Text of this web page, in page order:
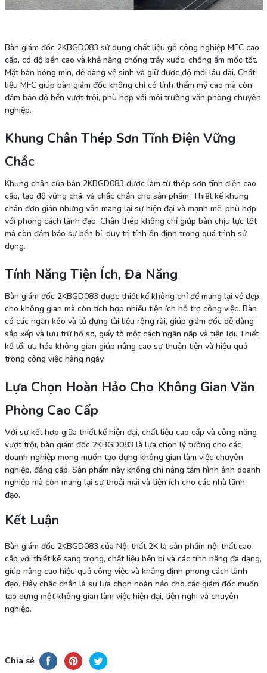
Bàn giám đốc 2KBGD083 sử dụng chất liệu gỗ công nghiệp MFC cao
cấp, có độ bền cao và khả năng chống trầy xước, chống ẩm mốc tốt.
Mặt bàn bóng mịn, dễ dàng vệ sinh và giữ được độ mới lâu dài. Chất
liệu MFC giúp bàn giám đốc không chỉ có tính thẩm mỹ cao mà còn
đảm bảo độ bền vượt trội, phù hợp với môi trường văn phòng chuyên
nghiệp.
Khung Chân Thép Sơn Tĩnh Điện Vững
Chắc
Khung chân của bàn 2KBGD083 được làm từ thép sơn tĩnh điện cao
cấp, tạo độ vững chãi và chắc chắn cho sản phẩm. Thiết kế khung
chân đơn giản nhưng vẫn mang lại sự hiện đại và mạnh mẽ, phù hợp
với phong cách lãnh đạo. Chân thép không chỉ giúp bàn chịu lực tốt
mà còn đảm bảo sự bền bỉ, duy trì tính ổn định trong quá trình sử
dụng.
Tính Năng Tiện Ích, Đa Năng
Bàn giám đốc 2KBGD083 được thiết kế không chỉ để mang lại vẻ đẹp
cho không gian mà còn tích hợp nhiều tiện ích hỗ trợ công việc. Bàn
có các ngăn kéo và tủ đựng tài liệu rộng rãi, giúp giám đốc dễ dàng
sắp xếp và lưu trữ hồ sơ, giấy tờ một cách ngăn nắp và tiện lợi. Thiết
kế tối ưu hóa không gian giúp nâng cao sự thuận tiện và hiệu quả
trong công việc hàng ngày.
Lựa Chọn Hoàn Hảo Cho Không Gian Văn
Phòng Cao Cấp
Với sự kết hợp giữa thiết kế hiện đại, chất liệu cao cấp và công năng
vượt trội, bàn giám đốc 2KBGD083 là lựa chọn lý tưởng cho các
doanh nghiệp mong muốn tạo dựng không gian làm việc chuyên
nghiệp, đẳng cấp. Sản phẩm này không chỉ nâng tầm hình ảnh doanh
nghiệp mà còn mang lại sự thoải mái và tiện ích cho các nhà lãnh
đạo.
Kết Luận
Bàn giám đốc 2KBGD083 của Nội thất 2K là sản phẩm nội thất cao
cấp với thiết kế sang trọng, chất liệu bền bỉ và các tính năng đa dạng,
giúp nâng cao hiệu quả công việc và khẳng định phong cách lãnh
đạo. Đây chắc chắn là sự lựa chọn hoàn hảo cho các giám đốc muốn
tạo dựng một không gian làm việc hiện đại, tiện nghi và chuyên
nghiệp.
Chia sẻ